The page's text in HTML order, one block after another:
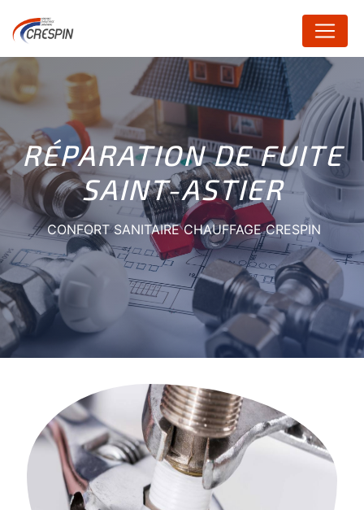
RÉPARATION DE FUITE
SAINT-ASTIER
CONFORT SANITAIRE CHAUFFAGE CRESPIN